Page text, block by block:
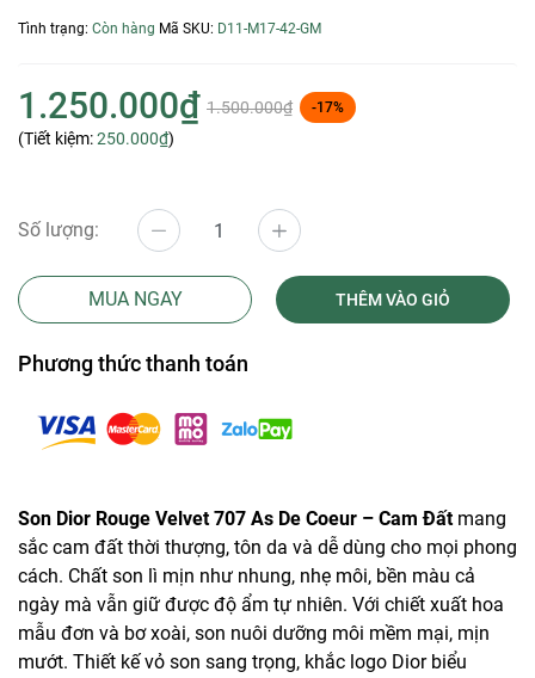
Tình trạng: Còn hàng Mã SKU: D11-M17-42-GM
1.250.000₫ 1.500.000₫ -17%
(Tiết kiệm:250.000₫)
Số lượng:
MUA NGAY THÊM VÀO GIỎ
Phương thức thanh toán
Son Dior Rouge Velvet 707 As De Coeur – Cam Đấtmang
sắc cam đất thời thượng, tôn da và dễ dùng cho mọi phong
cách. Chất son lì mịn như nhung, nhẹ môi, bền màu cả
ngày mà vẫn giữ được độ ẩm tự nhiên. Với chiết xuất hoa
mẫu đơn và bơ xoài, son nuôi dưỡng môi mềm mại, mịn
mướt. Thiết kế vỏ son sang trọng, khắc logo Dior biểu